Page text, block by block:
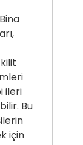
ileri
Bu
için